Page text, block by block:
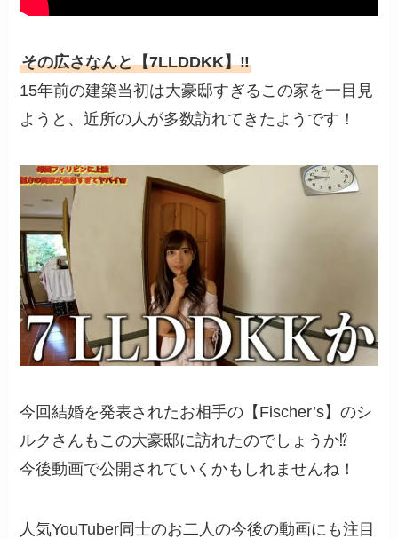
その広さなんと【7LLDDKK】‼︎
15年前の建築当初は大豪邸すぎるこの家を一目見
ようと、近所の人が多数訪れてきたようです！
今回結婚を発表されたお相手の【Fischer’s】のシ
ルクさんもこの大豪邸に訪れたのでしょうか⁉︎
今後動画で公開されていくかもしれませんね！
人気YouTuber同士のお二人の今後の動画にも注目